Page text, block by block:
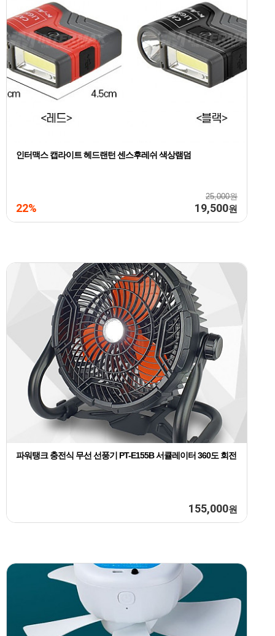
인터맥스 캡라이트 헤드랜턴 센스후레쉬 색상램덤
25,000원
22% 19,500원
파워탱크 충전식 무선 선풍기 PT-E155B 서큘레이터 360도 회전
155,000원